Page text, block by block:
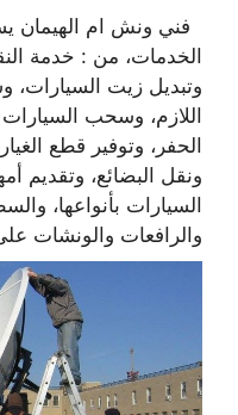
فني ونش ام الهيمان
الخدمات، من : خدمة
وتبديل زيت السيارات،
اللازم، وسحب
الحفر، وتوفير قطع
ونقل البضائع، وتقديم
السيارات بأنواعها،
والرافعات والونشات